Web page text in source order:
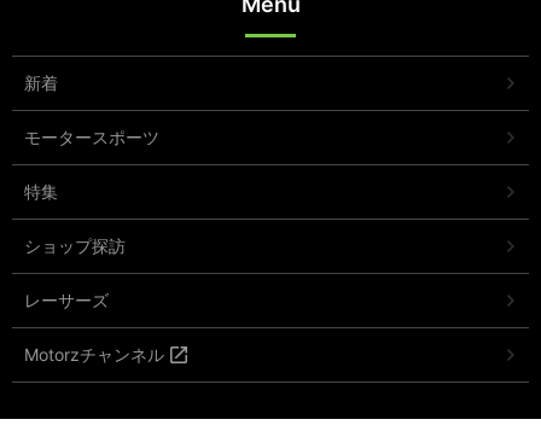
新着
モータースポーツ
特集
ショップ探訪
レーサーズ
Motorzチャンネル